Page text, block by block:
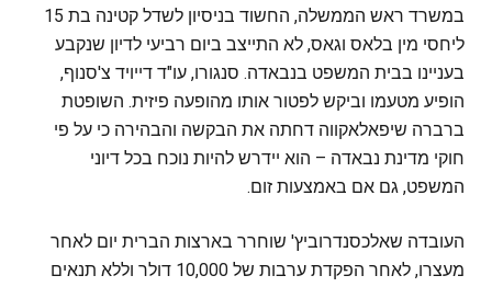
במשרד ראש הממשלה, החשוד בניסיון לשדל קטינה בת 15
ליחסי מין בלאס וגאס, לא התייצב ביום רביעי לדיון שנקבע
בעניינו בבית המשפט בנבאדה. סנגורו, עו"ד דייויד צ'סנוף,
הופיע מטעמו וביקש לפטור אותו מהופעה פיזית. השופטת
ברברה שיפאלאקווה דחתה את הבקשה והבהירה כי על פי
חוקי מדינת נבאדה – הוא יידרש להיות נוכח בכל דיוני
המשפט, גם אם באמצעות זום.
העובדה שאלכסנדרוביץ' שוחרר בארצות הברית יום לאחר
מעצרו, לאחר הפקדת ערבות של 10,000 דולר וללא תנאים